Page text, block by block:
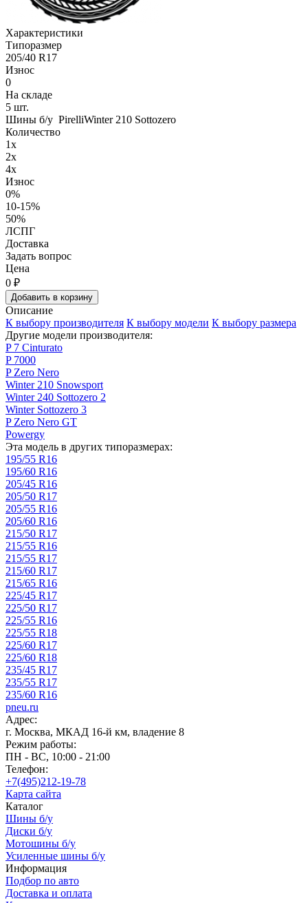
Характеристики
Типоразмер
205/40 R17
Износ
0
На складе
5 шт.
Шины б/у PirelliWinter 210 Sottozero
Количество
1x
2x
4x
Износ
0%
10-15%
50%
ЛСПГ
Доставка
Задать вопрос
Цена
0 ₽
Добавить в корзину
Описание
К выбору производителя К выбору модели К выбору размера
Другие модели производителя:
P 7 Cinturato
P 7000
P Zero Nero
Winter 210 Snowsport
Winter 240 Sottozero 2
Winter Sottozero 3
P Zero Nero GT
Powergy
Эта модель в других типоразмерах:
195/55 R16
195/60 R16
205/45 R16
205/50 R17
205/55 R16
205/60 R16
215/50 R17
215/55 R16
215/55 R17
215/60 R17
215/65 R16
225/45 R17
225/50 R17
225/55 R16
225/55 R18
225/60 R17
225/60 R18
235/45 R17
235/55 R17
235/60 R16
pneu.ru
Адрес:
г. Москва, МКАД 16-й км, владение 8
Режим работы:
ПН - ВС, 10:00 - 21:00
Телефон:
+7(495)212-19-78
Карта сайта
Каталог
Шины б/у
Диски б/у
Мотошины б/у
Усиленные шины б/у
Информация
Подбор по авто
Доставка и оплата